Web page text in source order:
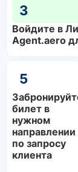
3
Войдите в
Agent.aero
5
билет в
нужном
направлении
по запросу
клиента